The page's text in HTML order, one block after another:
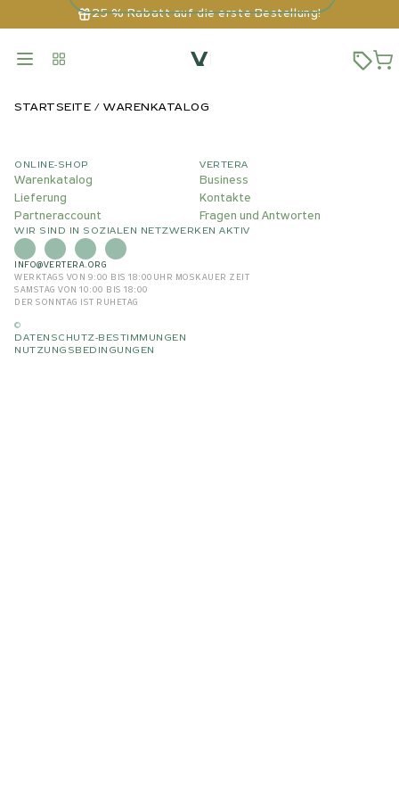
25 % Rabatt auf die erste Bestellung!
STARTSEITE WARENKATALOG
ONLINE-SHOP
Warenkatalog
Lieferung
Partneraccount
VERTERA
Business
Kontakte
Fragen und Antworten
WIR SIND IN SOZIALEN NETZWERKEN AKTIV
INFO@VERTERA.ORG
WERKTAGS VON 9:00 BIS 18:00 UHR MOSKAUER ZEIT
SAMSTAG VON 10:00 BIS 18:00
DER SONNTAG IST RUHETAG
©
DATENSCHUTZ-BESTIMMUNGEN
NUTZUNGSBEDINGUNGEN